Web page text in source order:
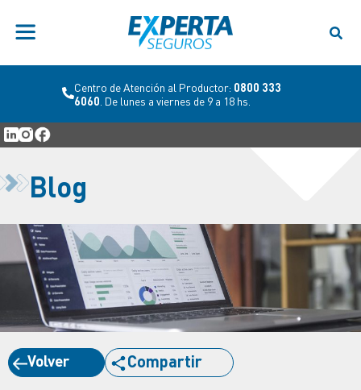
Centro de Atención al Productor: 0800 333
6060 . De lunes a viernes de 9 a 18 hs.
Blog
Volver Compartir